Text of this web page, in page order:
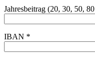
Jahresbeitrag (20, 30, 50,
IBAN *